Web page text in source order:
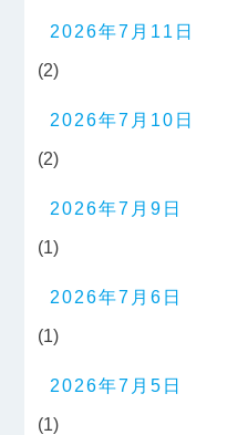
2026年7月11日
(2)
2026年7月10日
(2)
2026年7月9日
(1)
2026年7月6日
(1)
2026年7月5日
(1)